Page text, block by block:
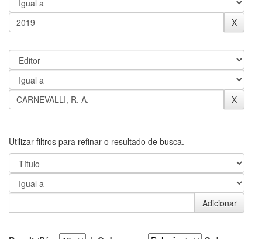
Utilizar filtros para refinar o resultado de busca.